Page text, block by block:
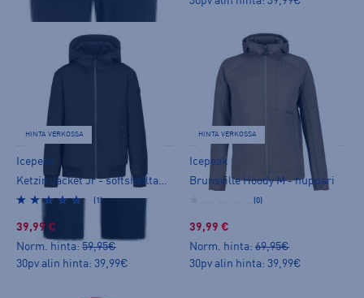
HINTA VERKOSSA
Icepeak
Ketzin Jacket Jr - softshelltakki
(1)
39,99 €
Norm. hinta: 59,95€
30pv alin hinta: 39,99€
HINTA VERKOSSA
Icepeak
Brunsville Hoody M - huppari
(0)
39,99 €
Norm. hinta: 69,95€
30pv alin hinta: 39,99€